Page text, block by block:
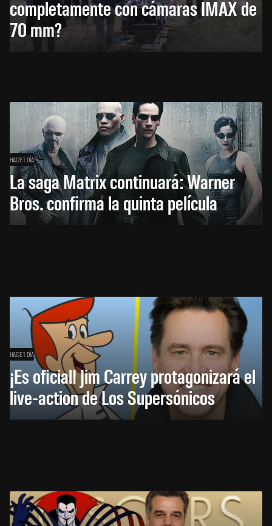
completamente con cámaras IMAX de
70 mm?
HACE 1 DÍA
La saga Matrix continuará: Warner
Bros. confirma la quinta película
HACE 1 DÍA
¡Es oficial! Jim Carrey protagonizará el
live-action de Los Supersónicos